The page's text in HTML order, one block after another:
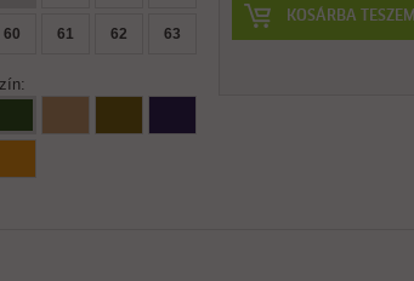
60 61 62 63
KOSÁRBA TESZEM